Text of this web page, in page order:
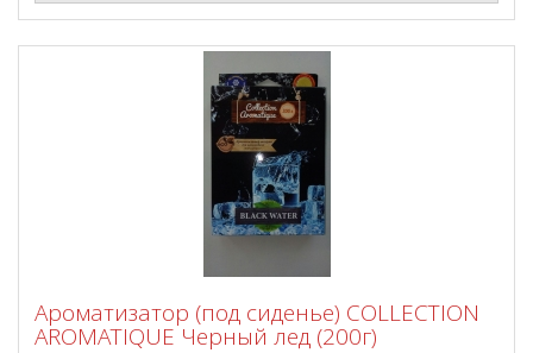
Ароматизатор (под сиденье) COLLECTION
AROMATIQUE Черный лед (200г)